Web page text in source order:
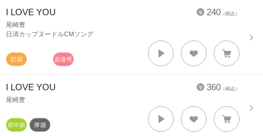
240 （税込）
I LOVE YOU
尾崎豊
日清カップヌードルCMソング
360 （税込）
I LOVE YOU
尾崎豊